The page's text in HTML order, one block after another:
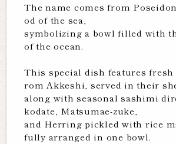
The name comes from
od of the sea,
symbolizing a bowl filled with
of the ocean.
This special dish features
rom Akkeshi, served in their
along with seasonal sashimi
kodate, Matsumae-zuke,
and Herring pickled with rice
fully arranged in one bowl.